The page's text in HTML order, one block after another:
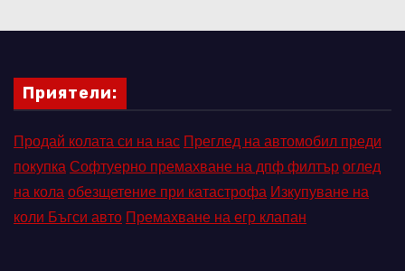
Приятели:
Продай колата си на нас Преглед на автомобил преди
покупкаСофтуерно премахване на дпф филтъроглед
на колаобезщетение при катастрофа Изкупуване на
коли Бъгси авто Премахване на егр клапан